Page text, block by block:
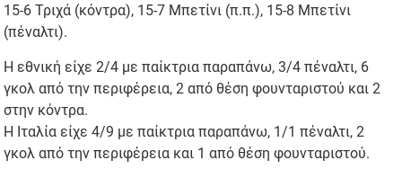
15-6 Τριχά (κόντρα), 15-7 Μπετίνι (π.π.), 15-8 Μπετίνι
(πέναλτι).
Η εθνική είχε 2/4 με παίκτρια παραπάνω, 3/4 πέναλτι, 6
γκολ από την περιφέρεια, 2 από θέση φουνταριστού και 2
στην κόντρα.
Η Ιταλία είχε 4/9 με παίκτρια παραπάνω, 1/1 πέναλτι, 2
γκολ από την περιφέρεια και 1 από θέση φουνταριστού.